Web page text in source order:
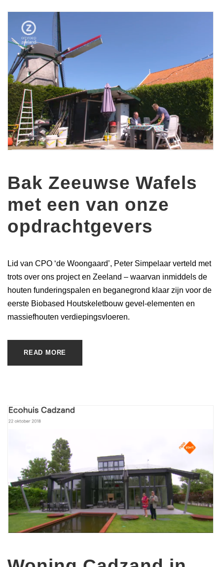
Bak Zeeuwse Wafels
met een van onze
opdrachtgevers
Lid van CPO ‘de Woongaard’, Peter Simpelaar verteld met
trots over ons project en Zeeland – waarvan inmiddels de
houten funderingspalen en beganegrond klaar zijn voor de
eerste Biobased Houtskeletbouw gevel-elementen en
massiefhouten verdiepingsvloeren.
READ MORE